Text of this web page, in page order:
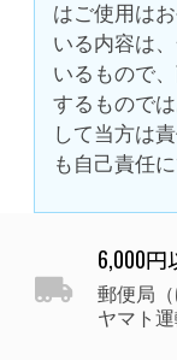
はご使用は
いる内容は
いるもので
するもので
して当方は
も自己責任
6,000円
郵便局
ヤマト